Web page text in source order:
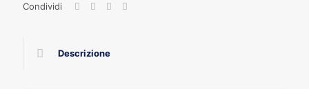
Condividi
Descrizione